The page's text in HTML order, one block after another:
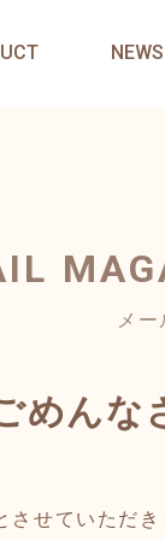
NEWS
メ
めんな
させていただき